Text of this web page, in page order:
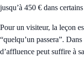
jusqu’à 450 € dans certains
Pour un visiteur, la leçon
“quelqu’un passera”.
d’affluence peut suffire à